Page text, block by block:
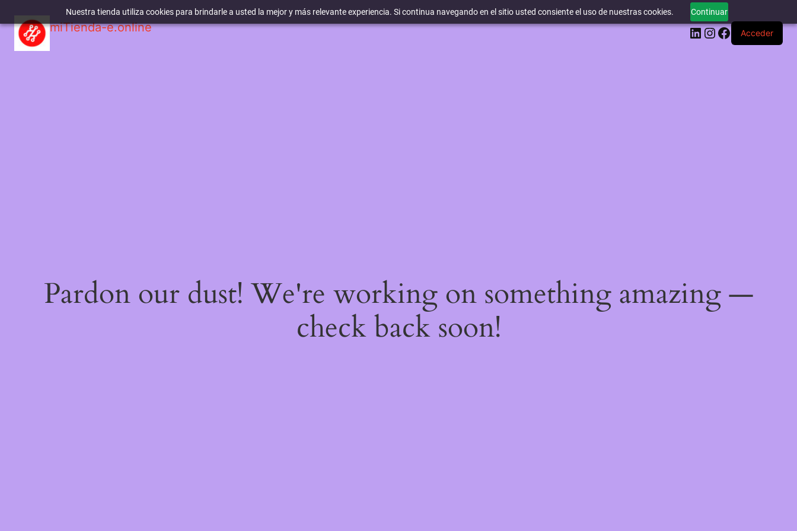
Nuestra tienda utiliza cookies para brindarle a usted la mejor y más relevante experiencia. Si continua navegando en el sitio usted consiente el uso de nuestras cookies. Continuar
miTienda-e.online LinkedIn
Instagram
Facebook
Acceder
Pardon our dust! We're working on something amazing —
check back soon!